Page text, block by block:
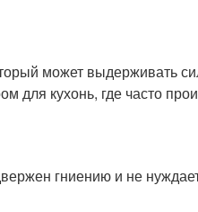
может выдерживать
для кухонь, где часто
гниению и не